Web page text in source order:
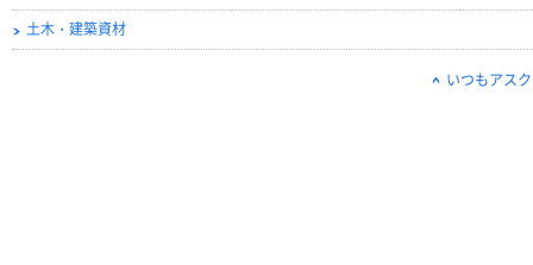
土木・建築資材
いつもアス